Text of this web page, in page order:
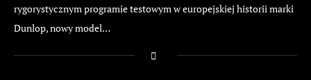
rygorystycznym programie testowym w europejskiej historii marki
Dunlop, nowy model…